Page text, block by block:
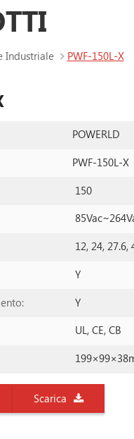
Industriale PWF-150L-X
POWERLD
PWF-150L-X
150
12, 24, 27.6,
Y
Y
UL, CE, CB
Scarica